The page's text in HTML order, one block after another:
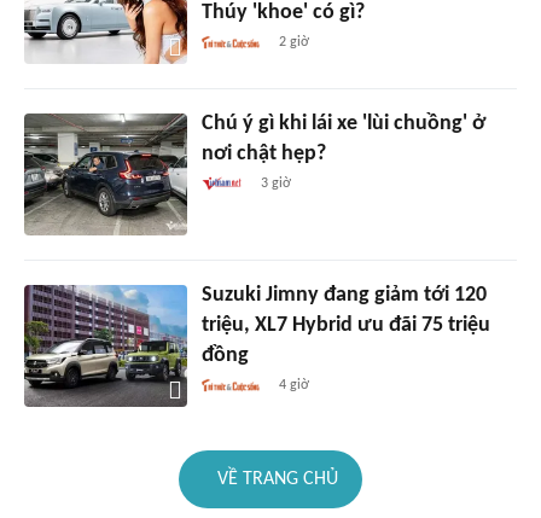
Thúy 'khoe' có gì?
2 giờ
Chú ý gì khi lái xe 'lùi chuồng' ở
nơi chật hẹp?
3 giờ
Suzuki Jimny đang giảm tới 120
triệu, XL7 Hybrid ưu đãi 75 triệu
đồng
4 giờ
VỀ TRANG CHỦ